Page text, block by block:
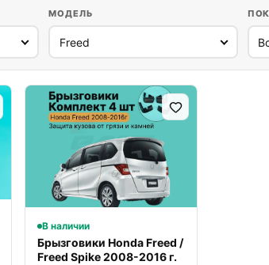
МОДЕЛЬ
В наличии
Брызговики Honda Freed /
Freed Spike 2008-2016 г.